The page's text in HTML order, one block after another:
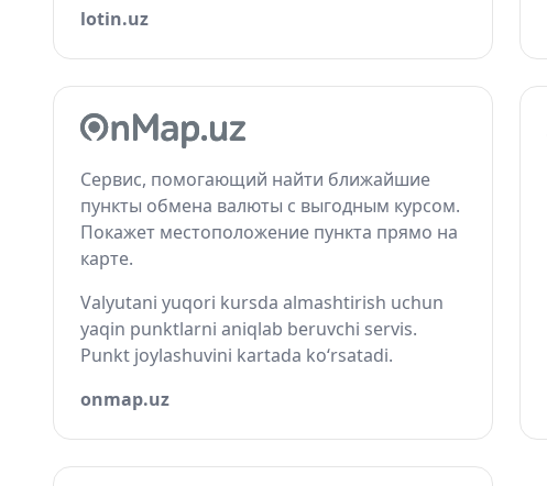
lotin.uz
Сервис, помогающий найти ближайшие
пункты обмена валюты с выгодным курсом.
Покажет местоположение пункта прямо на
карте.
Valyutani yuqori kursda almashtirish uchun
yaqin punktlarni aniqlab beruvchi servis.
Punkt joylashuvini kartada ko‘rsatadi.
onmap.uz